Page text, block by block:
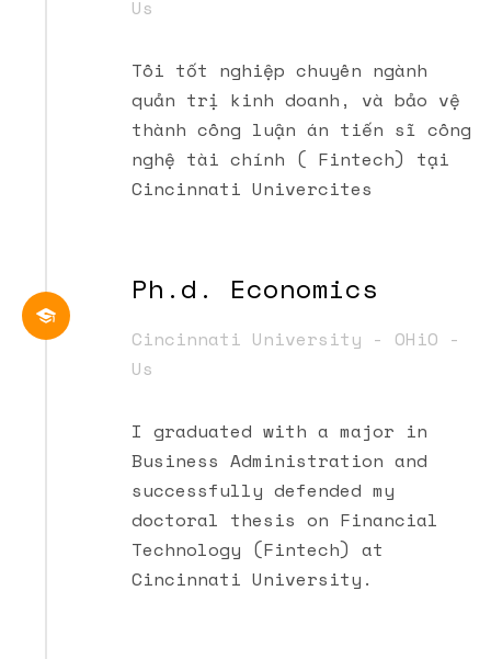
Us
Tôi tốt nghiệp chuyên ngành
quản trị kinh doanh, và bảo vệ
thành công luận án tiến sĩ công
nghệ tài chính ( Fintech) tại
Cincinnati Univercites
Ph.d. Economics
Cincinnati University - OHiO -
Us
I graduated with a major in
Business Administration and
successfully defended my
doctoral thesis on Financial
Technology (Fintech) at
Cincinnati University.